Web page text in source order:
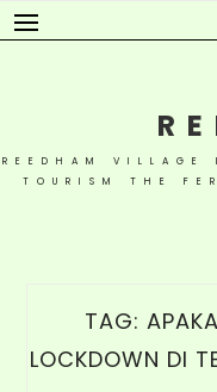
Skip
to
REEDHAM
TOURISM THE
TAG:
LOCKDOWN DI